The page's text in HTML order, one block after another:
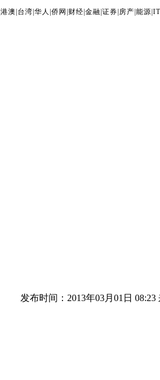
港澳 台湾 华人 侨网 财经 金融 证券 房产 能源 IT
发布时间：2013年03月01日 08:23